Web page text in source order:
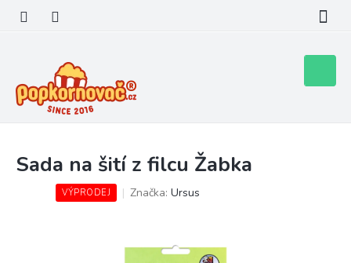
obsah
košík
Sada na šití z filcu Žabka
VÝPRODEJ Značka: Ursus